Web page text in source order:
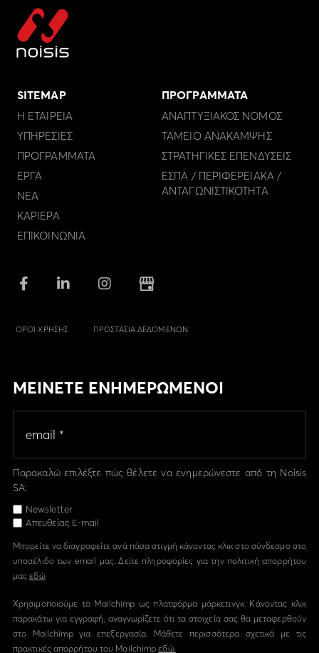
SITEMAP
Η ΕΤΑΙΡΕΙΑ
ΥΠΗΡΕΣΙΕΣ
ΠΡΟΓΡΑΜΜΑΤΑ
ΕΡΓΑ
ΝΕΑ
ΚΑΡΙΕΡΑ
ΕΠΙΚΟΙΝΩΝΙΑ
ΠΡΟΓΡΑΜΜΑΤΑ
ΑΝΑΠΤΥΞΙΑΚΟΣ ΝΟΜΟΣ
ΤΑΜΕΙΟ ΑΝΑΚΑΜΨΗΣ
ΣΤΡΑΤΗΓΙΚΕΣ ΕΠΕΝΔΥΣΕΙΣ
ΕΣΠΑ / ΠΕΡΙΦΕΡΕΙΑΚΑ /
ΑΝΤΑΓΩΝΙΣΤΙΚΟΤΗΤΑ
ΟΡΟΙ ΧΡΗΣΗΣ ΠΡΟΣΤΑΣΙΑ ΔΕΔΟΜΕΝΩΝ
ΜΕΙΝΕΤΕ ΕΝΗΜΕΡΩΜΕΝΟΙ
Παρακαλώ επιλέξτε πώς θέλετε να ενημερώνεστε από τη Noisis
SA:
Newsletter
Απευθείας E-mail
Μπορείτε να διαγραφείτε ανά πάσα στιγμή κάνοντας κλικ στο σύνδεσμο στο
υποσέλιδο των email μας. Δείτε πληροφορίες για την πολιτική απορρήτου
μαςεδώ
Χρησιμοποιούμε το Mailchimp ως πλατφόρμα μάρκετινγκ. Κάνοντας κλικ
παρακάτω για εγγραφή, αναγνωρίζετε ότι τα στοιχεία σας θα μεταφερθούν
στο Mailchimp για επεξεργασία. Μάθετε περισσότερα σχετικά με τις
πρακτικές απορρήτου του Mailchimpεδώ.